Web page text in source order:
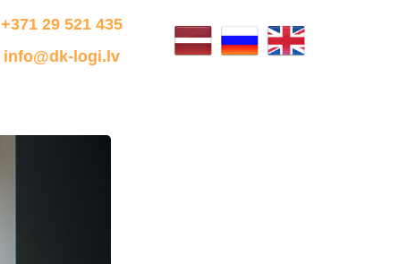
+371 29 521 435
info@dk-logi.lv